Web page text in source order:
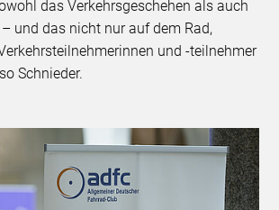
das Verkehrsgeschehen als auch
und das nicht nur auf dem Rad,
und -teilnehmer
Schnieder.